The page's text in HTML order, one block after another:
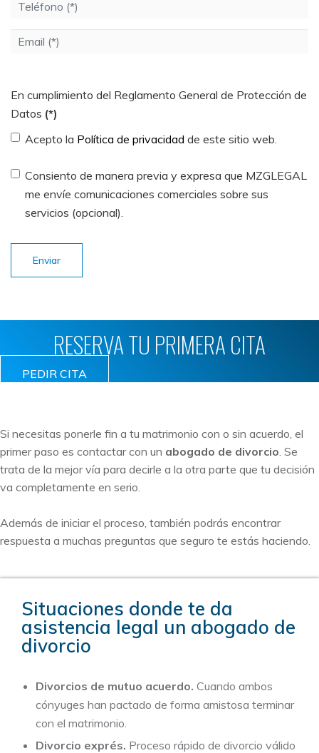
En cumplimiento del Reglamento General de Protección de
Datos (*)
Acepto la Política de privacidad de este sitio web.
Consiento de manera previa y expresa que MZGLEGAL
me envíe comunicaciones comerciales sobre sus
servicios (opcional).
Enviar
RESERVA TU PRIMERA CITA
PEDIR CITA
Si necesitas ponerle fin a tu matrimonio con o sin acuerdo, el
primer paso es contactar con un abogado de divorcio. Se
trata de la mejor vía para decirle a la otra parte que tu decisión
va completamente en serio.
Además de iniciar el proceso, también podrás encontrar
respuesta a muchas preguntas que seguro te estás haciendo.
Situaciones donde te da
asistencia legal un abogado de
divorcio
Divorcios de mutuo acuerdo. Cuando ambos
cónyuges han pactado de forma amistosa terminar
con el matrimonio.
Divorcio exprés. Proceso rápido de divorcio válido